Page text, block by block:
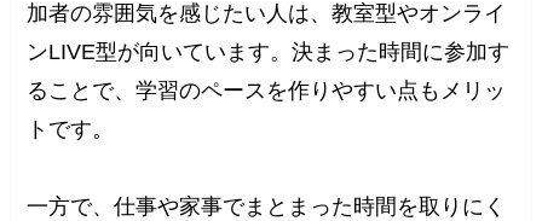
加者の雰囲気を感じたい人は、教室型やオンライ
ンLIVE型が向いています。決まった時間に参加す
ることで、学習のペースを作りやすい点もメリッ
トです。
一方で、仕事や家事でまとまった時間を取りにく